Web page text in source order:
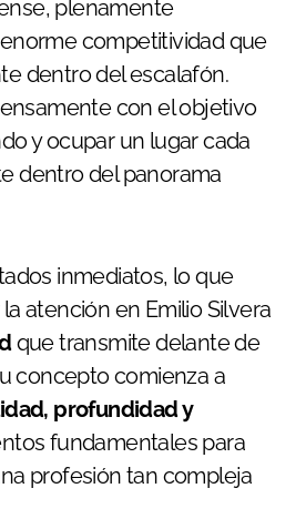
plenamente
competitividad que
dentro del escalafón.
con el objetivo
y ocupar un lugar cada
dentro del panorama
inmediatos, lo que
atención en Emilio Silvera
que transmite delante de
concepto comienza a
profundidad y
fundamentales para
profesión tan compleja